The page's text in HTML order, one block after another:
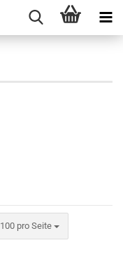
100 pro Seite
pro Seite